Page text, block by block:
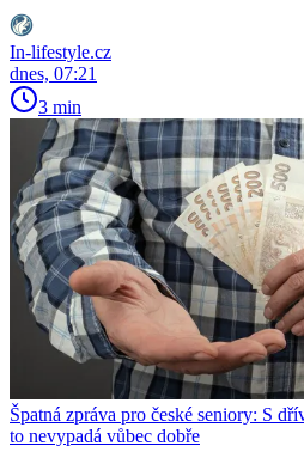
In-lifestyle.cz
dnes, 07:21
3 min
Špatná zpráva pro české seniory: S
to nevypadá vůbec dobře